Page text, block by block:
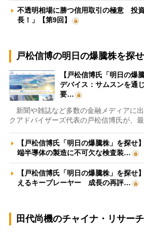
不透明相場に勝つ信用取引の極意 投
長！」【第9回】
戸松信博の明日の爆騰株を探せ
【戸松信博氏「明日の爆
デバイス：サムスンを通
要…
新聞や雑誌など多数の金融メディアに
クアドバイザーズ代表の戸松信博氏が、
【戸松信博氏「明日の爆騰株」を探せ
端半導体の製造に不可欠な検査装…
【戸松信博氏「明日の爆騰株」を探せ
えるキープレーヤー 成長の再評…
田代尚機のチャイナ・リサーチ